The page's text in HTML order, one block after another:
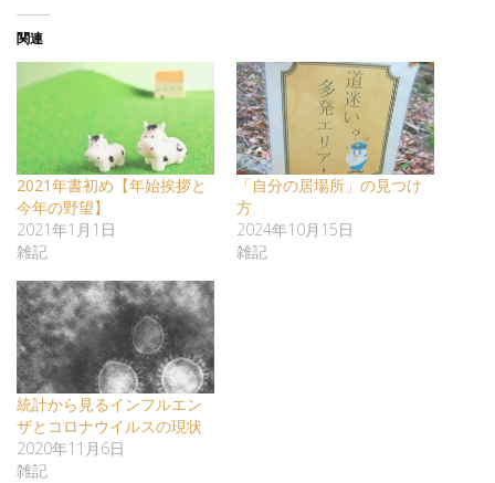
関連
2021年書初め【年始挨拶と
今年の野望】
2021年1月1日
雑記
「自分の居場所」の見つけ
方
2024年10月15日
雑記
統計から見るインフルエン
ザとコロナウイルスの現状
2020年11月6日
雑記